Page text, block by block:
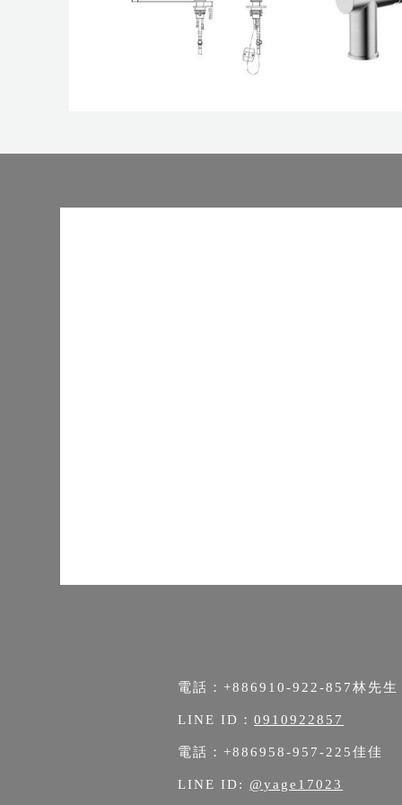
電話：+886910-922-857林先生
LINE ID：0910922857
電話：+886958-957-225佳佳
LINE ID: @yage17023